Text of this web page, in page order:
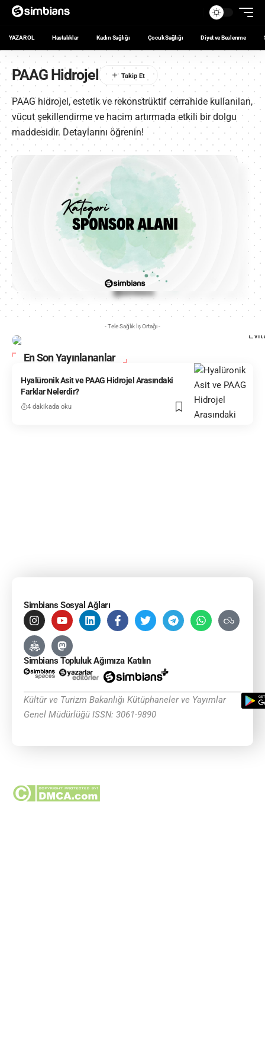
YAZAR OL Hastalıklar Kadın Sağlığı Çocuk Sağlığı Diyet ve Beslenme
PAAG Hidrojel
PAAG hidrojel, estetik ve rekonstrüktif cerrahide kullanılan,
vücut şekillendirme ve hacim artırmada etkili bir dolgu
maddesidir. Detaylarını öğrenin!
- Tele Sağlık İş Ortağı -
En Son Yayınlananlar
Hyalüronik Asit ve PAAG Hidrojel Arasındaki
Farklar Nelerdir?
4 dakikada oku
Simbians Sosyal Ağları
Simbians Topluluk Ağımıza Katılın
Kültür ve Turizm Bakanlığı Kütüphaneler ve Yayımlar
Genel Müdürlüğü ISSN: 3061-9890